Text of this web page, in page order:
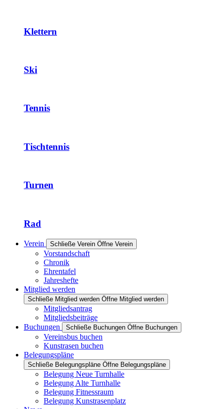
Klettern
Ski
Tennis
Tischtennis
Turnen
Rad
Verein Schließe Verein Öffne Verein
Vorstandschaft
Chronik
Ehrentafel
Jahreshefte
Mitglied werden
Schließe Mitglied werden Öffne Mitglied werden
Mitgliedsantrag
Mitgliedsbeiträge
Buchungen
Schließe Buchungen Öffne Buchungen
Vereinsbus buchen
Kunstrasen buchen
Belegungspläne
Schließe Belegungspläne Öffne Belegungspläne
Belegung Neue Turnhalle
Belegung Alte Turnhalle
Belegung Fitnessraum
Belegung Kunstrasenplatz